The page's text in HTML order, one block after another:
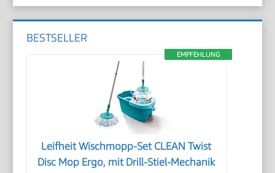
BESTSELLER
EMPFEHLUNG
Leifheit Wischmopp-Set CLEAN Twist
Disc Mop Ergo, mit Drill-Stiel-Mechanik